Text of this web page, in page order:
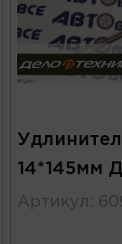
14*145мм
Артикул :